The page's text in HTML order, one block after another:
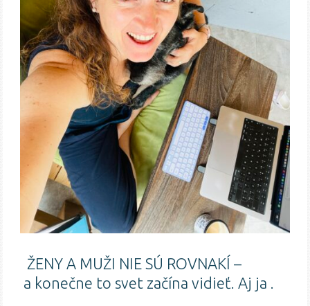
ŽENY A MUŽI NIE SÚ ROVNAKÍ –
a konečne to svet začína vidieť. Aj ja .